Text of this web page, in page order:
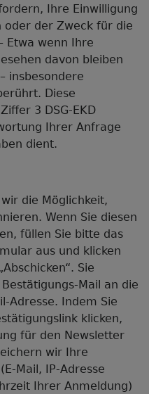
Ihre Einwilligung
oder der Zweck für die
Etwa wenn Ihre
davon bleiben
insbesondere
Diese
3 DSG-EKD
Ihrer Anfrage
dient.
die Möglichkeit,
Wenn Sie diesen
füllen Sie bitte das
aus und klicken
Sie
Mail an die
Adresse. Indem Sie
klicken,
für den Newsletter
wir Ihre
Mail, IP-Adresse
Ihrer Anmeldung)